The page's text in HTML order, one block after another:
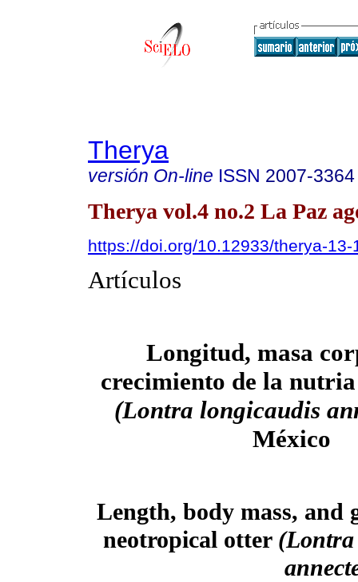
Therya
versión On-line ISSN 2007-3364
Therya vol.4 no.2 La Paz
https://doi.org/10.12933/therya-13-
Artículos
Longitud, masa
crecimiento de la
(Lontra longicaudis
México
Length, body mass, and
neotropical otter